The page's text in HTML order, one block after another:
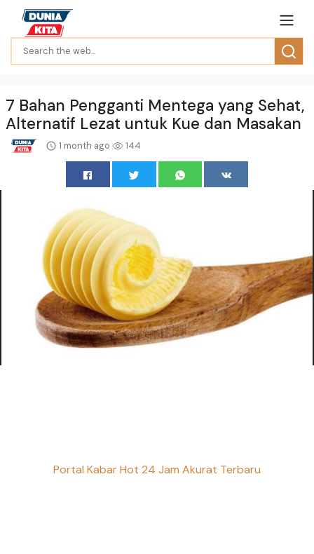
7 Bahan Pengganti Mentega yang Sehat,
Alternatif Lezat untuk Kue dan Masakan
1 month ago 144
Portal Kabar Hot 24 Jam Akurat Terbaru